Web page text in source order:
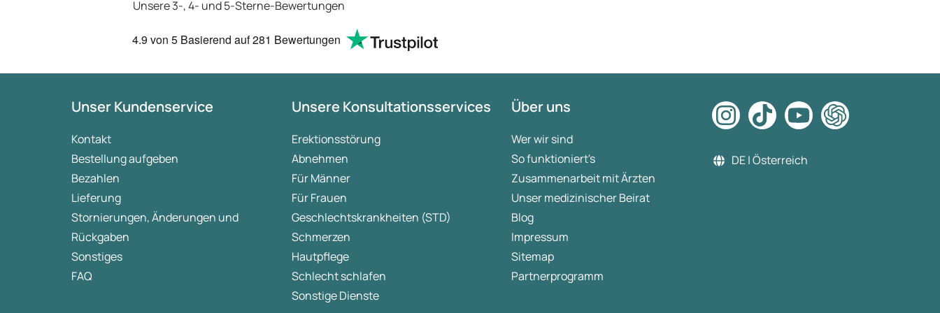
Unsere 3-, 4- und 5-Sterne-Bewertungen
4.9 von 5 Basierend auf281 Bewertungen
Unser Kundenservice
Kontakt
Bestellung aufgeben
Bezahlen
Lieferung
Stornierungen, Änderungen und
Rückgaben
Sonstiges
FAQ
Unsere Konsultationsservices
Erektionsstörung
Abnehmen
Für Männer
Für Frauen
Geschlechtskrankheiten (STD)
Schmerzen
Hautpflege
Schlecht schlafen
Sonstige Dienste
Über uns
Wer wir sind
So funktioniert's
Zusammenarbeit mit Ärzten
Unser medizinischer Beirat
Blog
Impressum
Sitemap
Partnerprogramm
DE | Österreich